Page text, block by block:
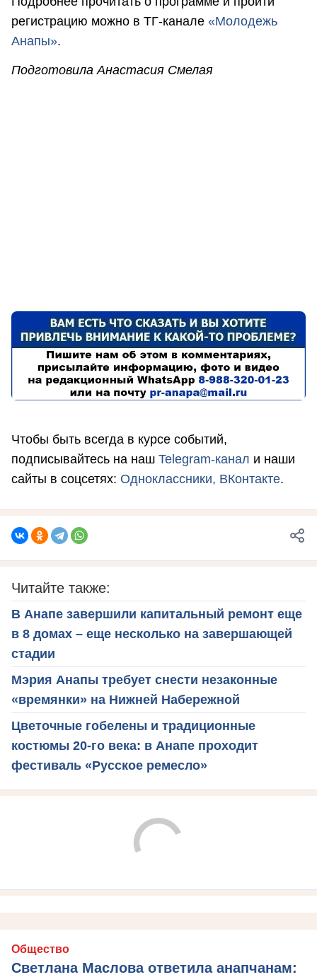
регистрацию можно в ТГ-канале «Молодежь
Анапы».
Подготовила Анастасия Смелая
Чтобы быть всегда в курсе событий,
подписывайтесь на наш Telegram-канал и наши
сайты в соцсетях: Одноклассники, ВКонтакте.
Читайте также:
В Анапе завершили капитальный ремонт еще
в 8 домах – еще несколько на завершающей
стадии
Мэрия Анапы требует снести незаконные
«времянки» на Нижней Набережной
Цветочные гобелены и традиционные
костюмы 20-го века: в Анапе проходит
фестиваль «Русское ремесло»
Общество
Светлана Маслова ответила анапчанам: